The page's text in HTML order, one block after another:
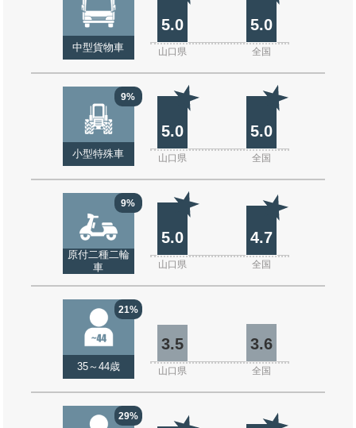
中型貨物車
5.0 5.0
山口県 全国
9%
小型特殊車
5.0 5.0
山口県 全国
9%
原付二種二輪
車
5.0 4.7
山口県 全国
21%
35～44歳
3.5 3.6
山口県 全国
29%